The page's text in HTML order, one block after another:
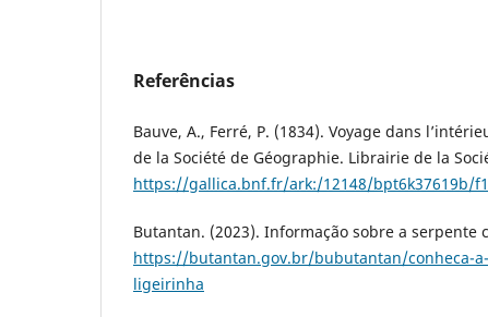
Referências
Bauve, A., Ferré, P. (1834). Voyage dans
de la Société de Géographie. Librairie de la
https://gallica.bnf.fr/ark:/12148/bpt6k37619b/
Butantan. (2023). Informação sobre a serpente
https://butantan.gov.br/bubutantan/conheca-
ligeirinha